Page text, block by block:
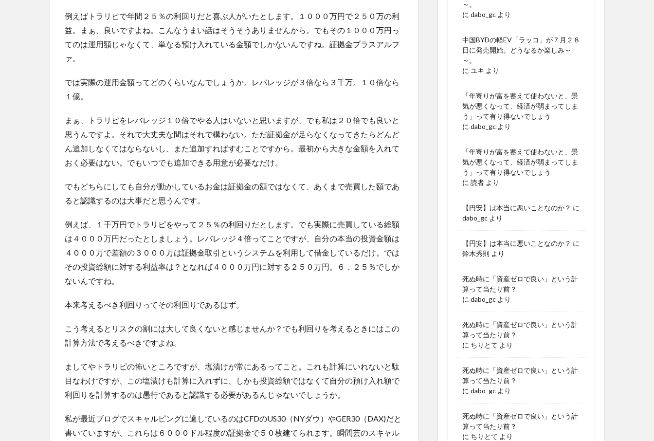
例えばトラリピで年間２５％の利回りだと喜ぶ人がいたとします。１０００万円で２５０万の利
益。まぁ、良いですよね。こんなうまい話はそうそうありませんから。でもその１０００万円っ
てのは運用額じゃなくて、単なる預け入れている金額でしかないんですね。証拠金プラスアルフ
ァ。
では実際の運用金額ってどのくらいなんでしょうか。レバレッジが３倍なら３千万。１０倍なら
１億。
まぁ、トラリピをレバレッジ１０倍でやる人はいないと思いますが、でも私は２０倍でも良いと
思うんですよ。それで大丈夫な間はそれで構わない。ただ証拠金が足らなくなってきたらどんど
ん追加しなくてはならないし、また追加すればすむことですから。最初から大きな金額を入れて
おく必要はない。でもいつでも追加できる用意が必要なだけ。
でもどちらにしても自分が動かしているお金は証拠金の額ではなくて、あくまで売買した額であ
ると認識するのは大事だと思うんです。
例えば、１千万円でトラリピをやって２５％の利回りだとします。でも実際に売買している総額
は４０００万円だったとしましょう。レバレッジ４倍ってことですが、自分の本当の投資金額は
４０００万で差額の３０００万は証拠金取引というシステムを利用して借金しているだけ。では
その投資総額に対する利益率は？となれば４０００万円に対する２５０万円。６．２５％でしか
ないんですね。
本来考えるべき利回りってその利回りであるはず。
こう考えるとリスクの割には大して良くないと感じませんか？でも利回りを考えるときにはこの
計算方法で考えるべきですよね。
ましてやトラリピの怖いところですが、塩漬けが常にあるってこと。これも計算にいれないと駄
目なわけですが、この塩漬けも計算に入れずに、しかも投資総額ではなくて自分の預け入れ額で
利回りを計算するのは愚行であると認識する必要があるんじゃないでしょうか。
私が最近ブログでスキャルピングに適しているのはCFDのUS30（NYダウ）やGER30（DAX)だと
書いていますが、これらは６０００ドル程度の証拠金で５０枚建てられます。瞬間芸のスキャル
～。
に dabo_gc より
中国BYDの軽EV「ラッコ」が７月２８
日に発売開始。どうなるか楽しみ～
～。
に ユキ より
「年寄りが富を蓄えて使わないと、景
気が悪くなって、経済が弱まってしま
う」って有り得ないでしょう
に dabo_gc より
「年寄りが富を蓄えて使わないと、景
気が悪くなって、経済が弱まってしま
う」って有り得ないでしょう
に 読者 より
【円安】は本当に悪いことなのか？ に
dabo_gc より
【円安】は本当に悪いことなのか？ に
鈴木秀則 より
死ぬ時に「資産ゼロで良い」という計
算って当たり前？
に dabo_gc より
死ぬ時に「資産ゼロで良い」という計
算って当たり前？
に ちりとて より
死ぬ時に「資産ゼロで良い」という計
算って当たり前？
に dabo_gc より
死ぬ時に「資産ゼロで良い」という計
算って当たり前？
に ちりとて より